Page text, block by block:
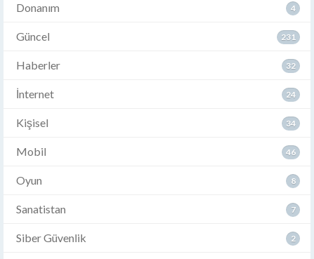
Donanım 4
Güncel 231
Haberler 32
İnternet 24
Kişisel 34
Mobil 46
Oyun 8
Sanatistan 7
Siber Güvenlik 2